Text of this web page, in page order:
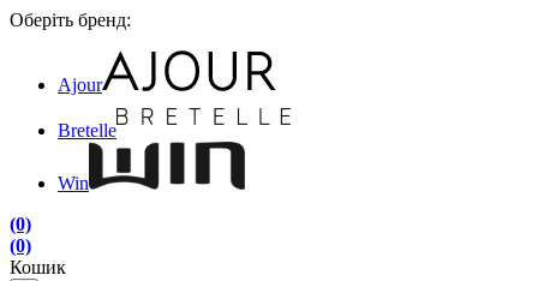
Оберіть бренд:
Ajour
Bretelle
Win
(0)
(0)
Кошик